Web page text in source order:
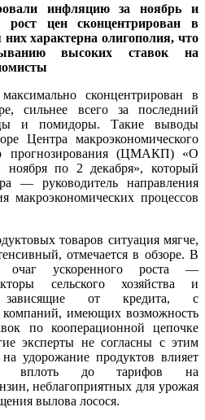
инфляцию за ноябрь и
цен сконцентрирован в
характерна олигополия, что
высоких ставок на
сконцентрирован в
сильнее всего за последний
и помидоры. Такие выводы
Центра макроэкономического
прогнозирования (ЦМАКП) «О
по 2 декабря», который
— руководитель направления
макроэкономических процессов
товаров ситуация мягче,
отмечается в обзоре. В
ускоренного роста —
сельского хозяйства и
зависящие от кредита, с
имеющих возможность
по кооперационной цепочке
эксперты не согласны с этим
удорожание продуктов влияет
вплоть до тарифов на
неблагоприятных для урожая
вылова лосося.